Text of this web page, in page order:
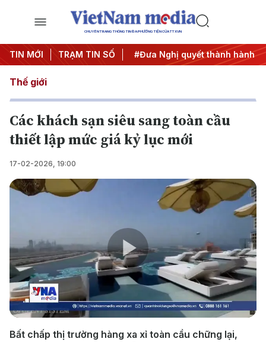
CHUYÊN TRANG THÔNG TIN ĐA PHƯƠNG TIỆN CỦA TTXVN
TIN MỚI TRẠM TIN SỐ
ương 3 #APEC 2027 #Đưa Nghị quyết thành hành
Thế giới
Các khách sạn siêu sang toàn cầu
thiết lập mức giá kỷ lục mới
17-02-2026, 19:00
Play
Video
Bất chấp thị trường hàng xa xỉ toàn cầu chững lại,